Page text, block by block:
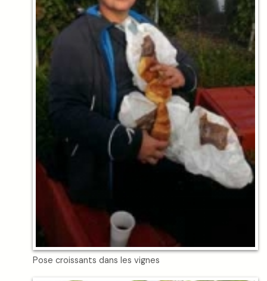
Pose croissants dans les vignes